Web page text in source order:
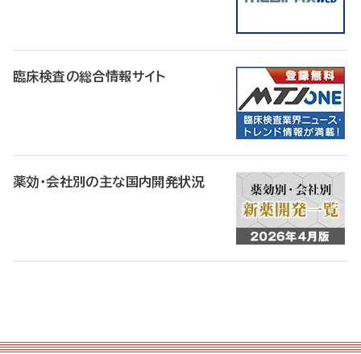
臨床検査の総合情報サイト
薬効・会社別の主な国内開発状況